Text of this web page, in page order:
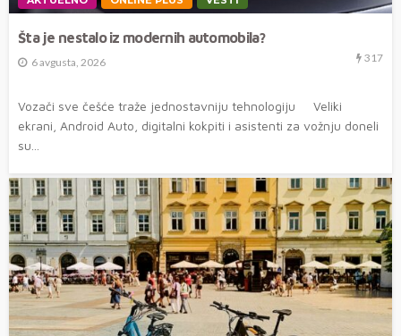
Šta je nestalo iz modernih automobila?
6 avgusta, 2026 317
Vozači sve češće traže jednostavniju tehnologiju Veliki
ekrani, Android Auto, digitalni kokpiti i asistenti za vožnju doneli
su...